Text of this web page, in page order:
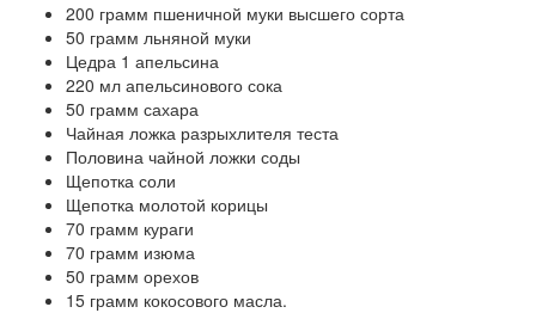
200 грамм пшеничной муки высшего сорта
50 грамм льняной муки
Цедра 1 апельсина
220 мл апельсинового сока
50 грамм сахара
Чайная ложка разрыхлителя теста
Половина чайной ложки соды
Щепотка соли
Щепотка молотой корицы
70 грамм кураги
70 грамм изюма
50 грамм орехов
15 грамм кокосового масла.